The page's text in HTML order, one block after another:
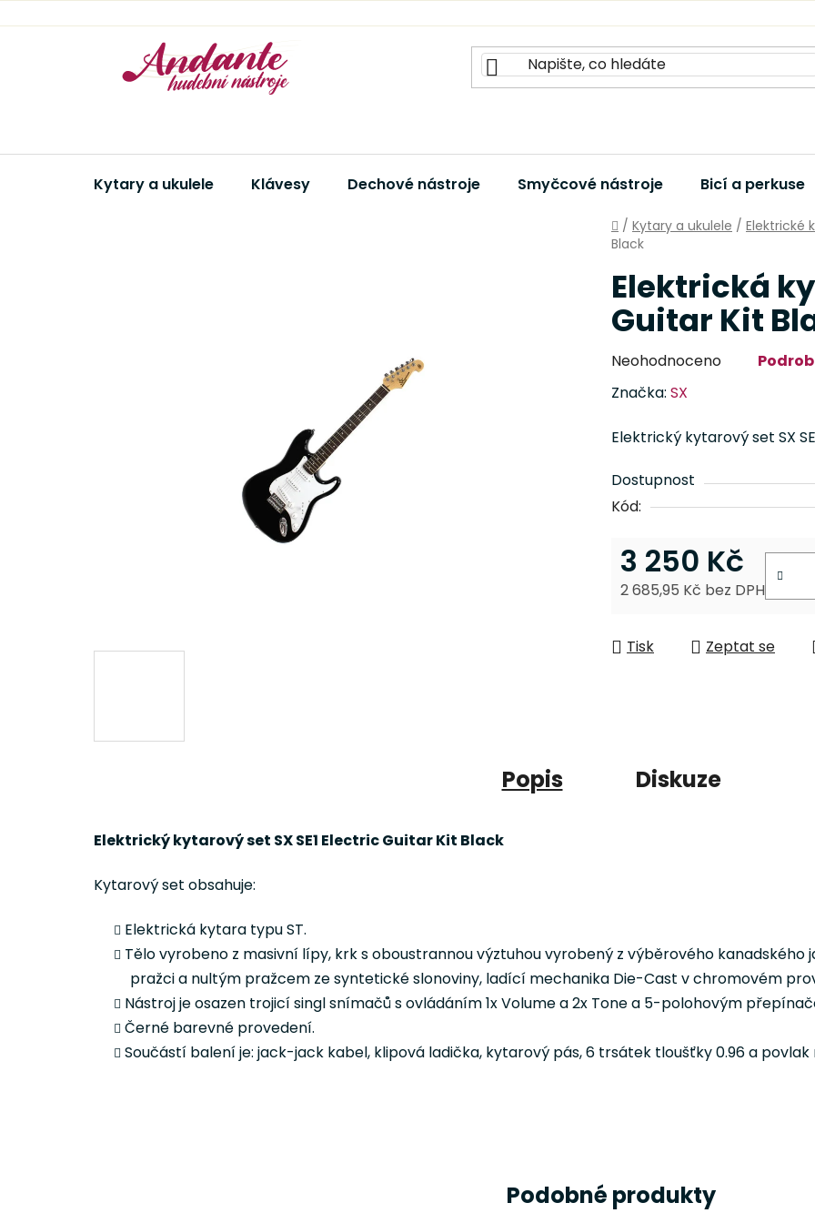
na
Kytary a ukulele Klávesy Dechové nástroje Smyčcové nástroje Bicí a perkuse
Domů
/ Kytary a ukulele / Elektrické
Black
Elektrická
Guitar Kit
Průměrné
produktu
je
z
5
Neohodnoceno
Značka: SX
Elektrický kytarový set SX
Dostupnost
Kód:
3 250 Kč
2 685,95 Kč bez DPH
Tisk
Zeptat se
Popis Diskuze
Elektrický kytarový set SX SE1 Electric Guitar Kit Black
Kytarový set obsahuje:
Elektrická kytara typu ST.
Tělo vyrobeno z masivní lípy, krk s oboustrannou výztuhou vyrobený z výběrového kanadského
pražci a nultým pražcem ze syntetické slonoviny, ladící mechanika Die-Cast v chromovém
Nástroj je osazen trojicí singl snímačů s ovládáním 1x Volume a 2x Tone a 5-polohovým
Černé barevné provedení.
Součástí balení je: jack-jack kabel, klipová ladička, kytarový pás, 6 trsátek tloušťky 0.96 a povlak
Podobné produkty